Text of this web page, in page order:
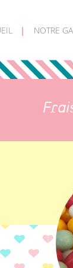
NOTRE